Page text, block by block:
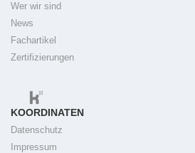
Wer wir sind
News
Fachartikel
Zertifizierungen
KOORDINATEN
Datenschutz
Impressum